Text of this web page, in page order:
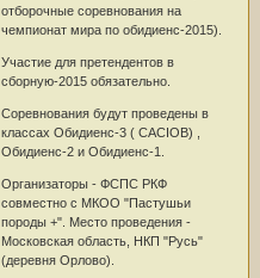
отборочные соревнования на
чемпионат мира по обидиенс-2015).
Участие для претендентов в
сборную-2015 обязательно.
Соревнования будут проведены в
классах Обидиенс-3 ( CACIOB) ,
Обидиенс-2 и Обидиенс-1.
Организаторы - ФСПС РКФ
совместно с МКОО "Пастушьи
породы +". Место проведения -
Московская область, НКП "Русь"
(деревня Орлово).